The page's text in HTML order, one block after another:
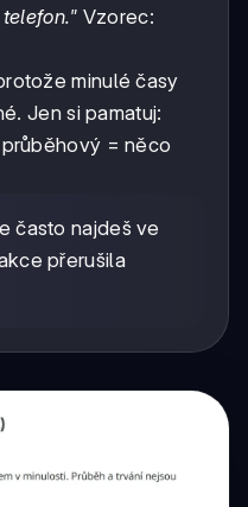
Vzorec:
minulé časy
Jen si pamatuj:
= něco
často najdeš ve
přerušila